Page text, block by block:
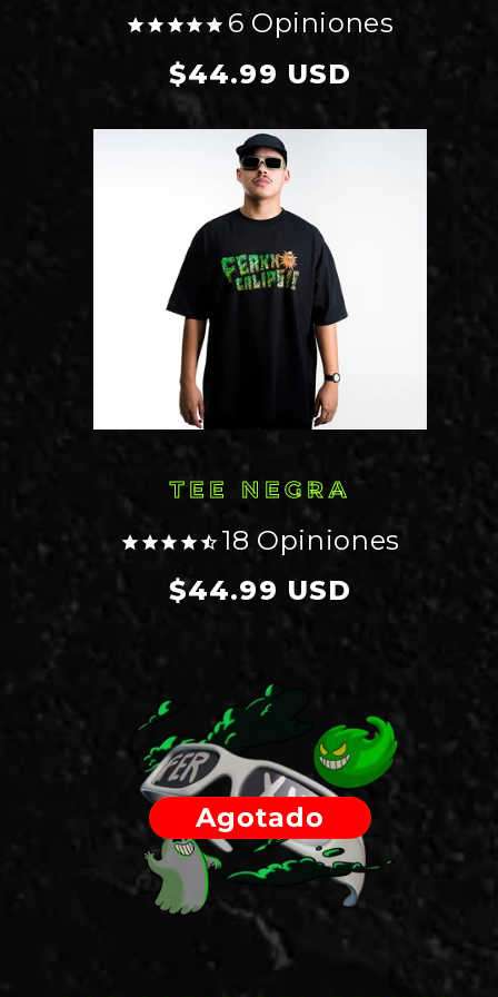
6 Opiniones
Precio
habitual
$44.99 USD
TEE NEGRA
18 Opiniones
Precio
$44.99 USD
Agotado